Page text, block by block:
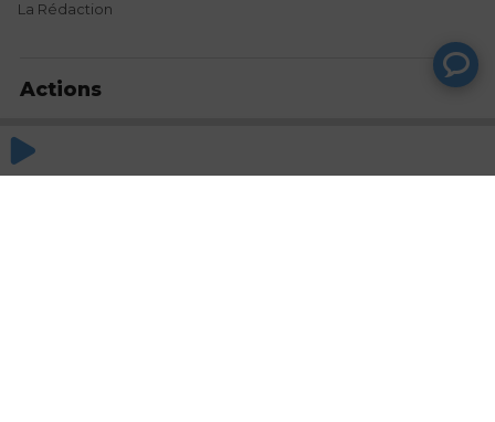
La Rédaction
Actions